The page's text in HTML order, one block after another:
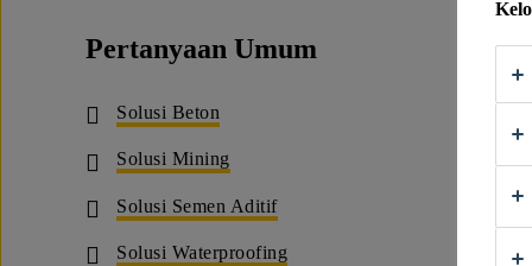
Pertanyaan Umum
Solusi Beton
Solusi Mining
Solusi Semen Aditif
Solusi Waterproofing